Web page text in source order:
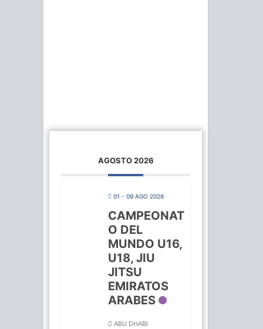
AGOSTO 2026
01 - 09 AGO 2026
CAMPEONAT
O DEL
MUNDO U16,
U18, JIU
JITSU
EMIRATOS
ARABES
ABU DHABI